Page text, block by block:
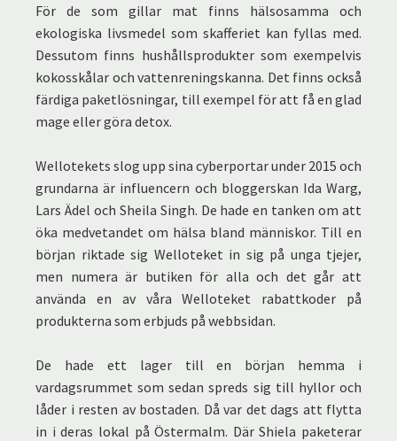
För de som gillar mat finns hälsosamma och
ekologiska livsmedel som skafferiet kan fyllas med.
Dessutom finns hushållsprodukter som exempelvis
kokosskålar och vattenreningskanna. Det finns också
färdiga paketlösningar, till exempel för att få en glad
mage eller göra detox.
Wellotekets slog upp sina cyberportar under 2015 och
grundarna är influencern och bloggerskan Ida Warg,
Lars Ädel och Sheila Singh. De hade en tanken om att
öka medvetandet om hälsa bland människor. Till en
början riktade sig Welloteket in sig på unga tjejer,
men numera är butiken för alla och det går att
använda en av våra Welloteket rabattkoder på
produkterna som erbjuds på webbsidan.
De hade ett lager till en början hemma i
vardagsrummet som sedan spreds sig till hyllor och
låder i resten av bostaden. Då var det dags att flytta
in i deras lokal på Östermalm. Där Shiela paketerar